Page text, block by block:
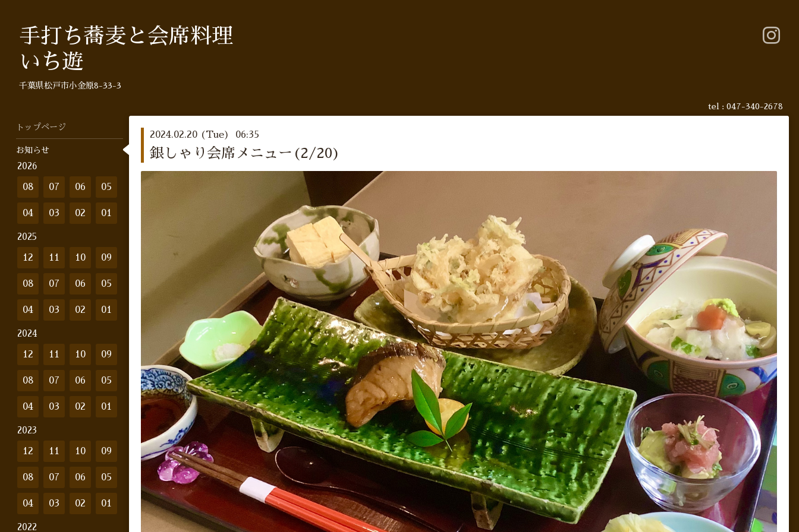
手打ち蕎麦と会席料理
いち遊
千葉県松戸市小金原8-33-3
tel : 047-340-2678
2024.02.20 (Tue) 06:35
銀しゃり会席メニュー(2/20)
トップページ
お知らせ
2026
08 07 06 05
04 03 02 01
2025
12 11 10 09
08 07 06 05
04 03 02 01
2024
12 11 10 09
08 07 06 05
04 03 02 01
2023
12 11 10 09
08 07 06 05
04 03 02 01
2022